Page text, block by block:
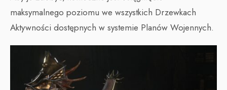
maksymalnego poziomu we wszystkich Drzewkach
Aktywności dostępnych w systemie Planów Wojennych.